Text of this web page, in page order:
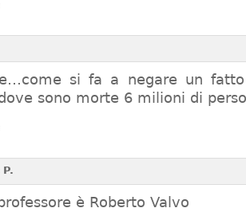
si fa a negare un
sono morte 6 milioni di
è Roberto Valvo